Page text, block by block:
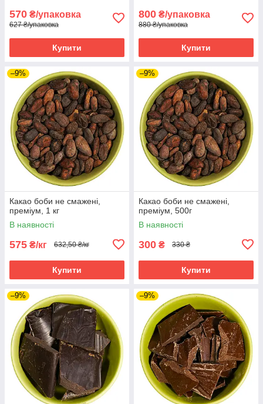
570 ₴/упаковка
627 ₴/упаковка
Купити
800 ₴/упаковка
880 ₴/упаковка
Купити
–9%
Какао боби не смажені,
преміум, 1 кг
В наявності
575 ₴/кг 632,50 ₴/кг
Купити
–9%
Какао боби не смажені,
преміум, 500г
В наявності
300 ₴ 330 ₴
Купити
–9% –9%